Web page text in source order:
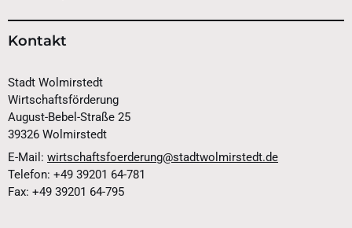
Kontakt
Stadt Wolmirstedt
Wirtschaftsförderung
August-Bebel-Straße 25
39326 Wolmirstedt
E-Mail: wirtschaftsfoerderung@stadtwolmirstedt.de
Telefon: +49 39201 64-781
Fax: +49 39201 64-795